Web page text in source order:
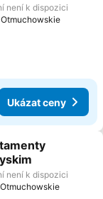
není k dispozici
Ukázat ceny
oblíbených
není k dispozici